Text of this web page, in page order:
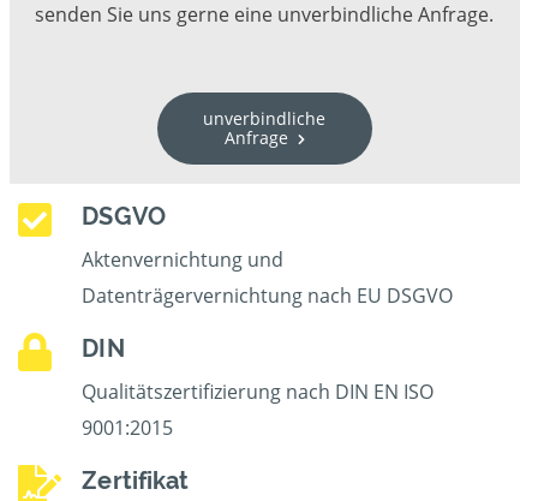
senden Sie uns gerne eine unverbindliche Anfrage.
unverbindliche
Anfrage
DSGVO
Aktenvernichtung und
Datenträgervernichtung nach EU DSGVO
DIN
Qualitätszertifizierung nach DIN EN ISO
9001:2015
Zertifikat